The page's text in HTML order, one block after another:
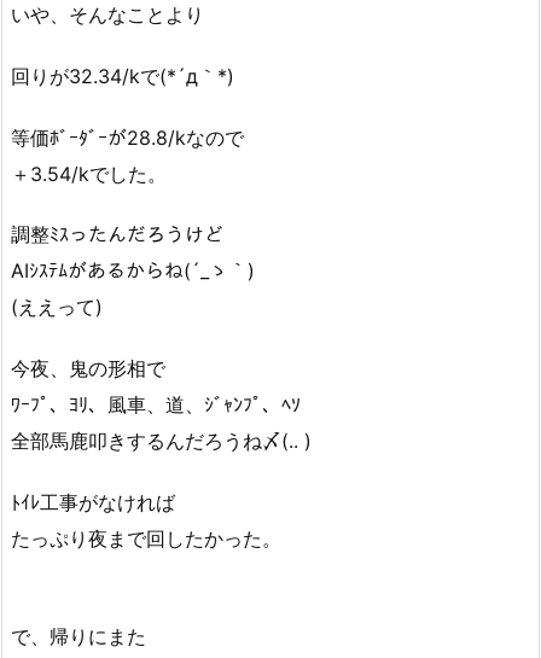
いや、そんなことより
回りが32.34/kで(*´д｀*)
等価ﾎﾞｰﾀﾞｰが28.8/kなので
＋3.54/kでした。
調整ﾐｽったんだろうけど
AIｼｽﾃﾑがあるからね(´_ゝ｀)
(ええって)
今夜、鬼の形相で
ﾜｰﾌﾟ、ﾖﾘ、風車、道、ｼﾞｬﾝﾌﾟ、ﾍｿ
全部馬鹿叩きするんだろうね〆(.. )
ﾄｲﾚ工事がなければ
たっぷり夜まで回したかった。
で、帰りにまた